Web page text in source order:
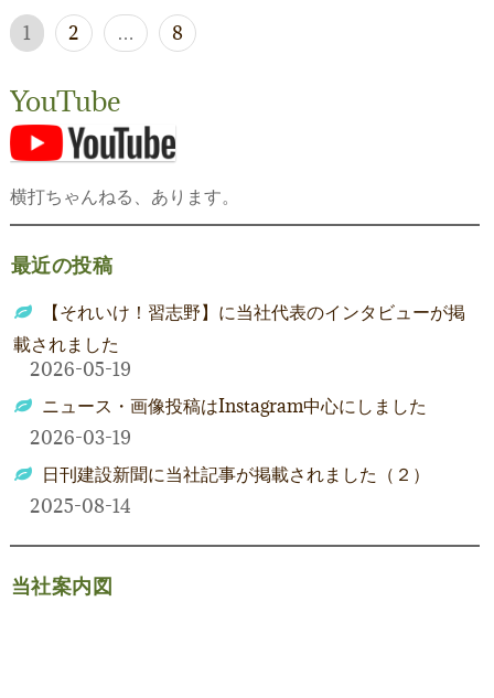
投
稿
の
ペ
ー
ジ
送
り
1 2 … 8
YouTube
横打ちゃんねる、あります。
最近の投稿
【それいけ！習志野】に当社代表のインタビューが掲
載されました
2026-05-19
ニュース・画像投稿はInstagram中心にしました
2026-03-19
日刊建設新聞に当社記事が掲載されました（２）
2025-08-14
当社案内図